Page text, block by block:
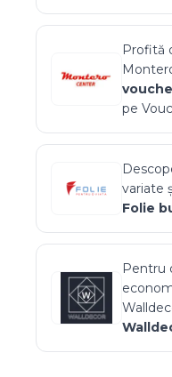
Profită
pe
variate
Folie
Pentru